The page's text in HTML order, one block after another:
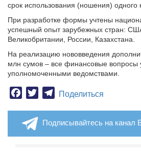
срок использования (ношения) одного
При разработке формы учтены
успешный опыт зарубежных стран:
Великобритании, России, Казахстана.
На реализацию нововведения
млн сумов – все финансовые вопросы
уполномоченными ведомствами.
Facebook
TwitterTelegram
Поделиться
Подписывайтесь на канал